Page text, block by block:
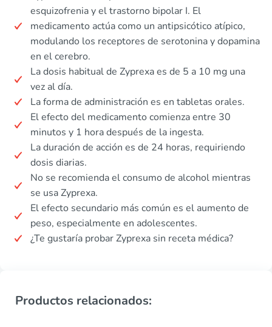
esquizofrenia y el trastorno bipolar I. El
medicamento actúa como un antipsicótico atípico,
modulando los receptores de serotonina y dopamina
en el cerebro.
La dosis habitual de Zyprexa es de 5 a 10 mg una
vez al día.
La forma de administración es en tabletas orales.
El efecto del medicamento comienza entre 30
minutos y 1 hora después de la ingesta.
La duración de acción es de 24 horas, requiriendo
dosis diarias.
No se recomienda el consumo de alcohol mientras
se usa Zyprexa.
El efecto secundario más común es el aumento de
peso, especialmente en adolescentes.
¿Te gustaría probar Zyprexa sin receta médica?
Productos relacionados: